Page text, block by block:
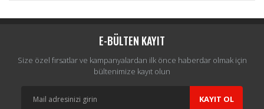
Yorum Yaz
E-BÜLTEN KAYIT
Size özel fırsatlar ve kampanyalardan ilk önce haberdar olmak için
bültenimize kayıt olun
KAYIT OL